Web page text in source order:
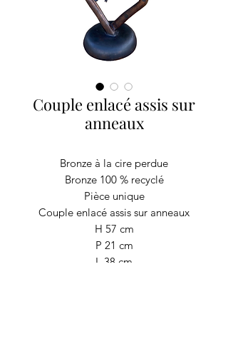
Couple enlacé assis sur
anneaux
Bronze à la cire perdue
Bronze 100 % recyclé
Pièce unique
Couple enlacé assis sur anneaux
H 57 cm
P 21 cm
L 38 cm